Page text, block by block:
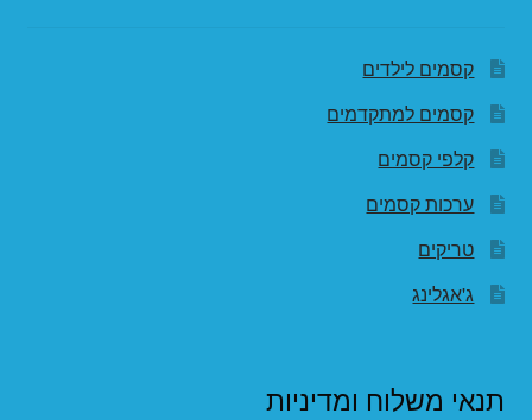
קסמים לילדים
קסמים למתקדמים
קלפי קסמים
ערכות קסמים
טריקים
ג'אגלינג
תנאי משלוח ומדיניות